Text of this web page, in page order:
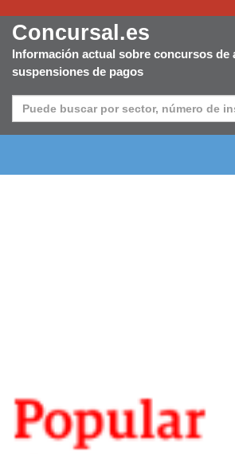
Concursal.es
Información actual sobre concursos de
suspensiones de pagos